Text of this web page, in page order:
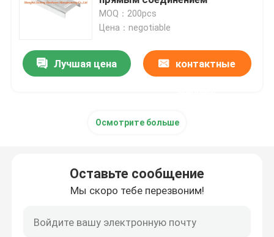
крышка стока пола
Стальной люк
Струбцина зажима весны
стальной канал
MOQ：200pcs
Цена：negotiable
Лучшая цена контактные
Осмотрите больше
Оставьте сообщение
Мы скоро тебе перезвоним!